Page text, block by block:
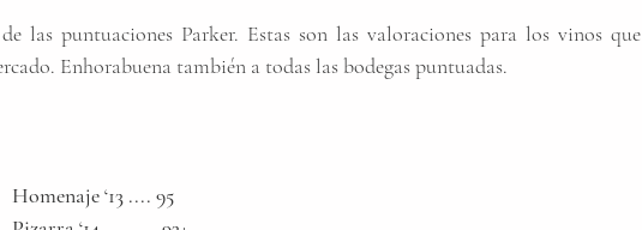
las puntuaciones Parker. Estas son las valoraciones para los vinos que
Enhorabuena también a todas las bodegas puntuadas.
                                                      Homenaje ‘13 .... 95